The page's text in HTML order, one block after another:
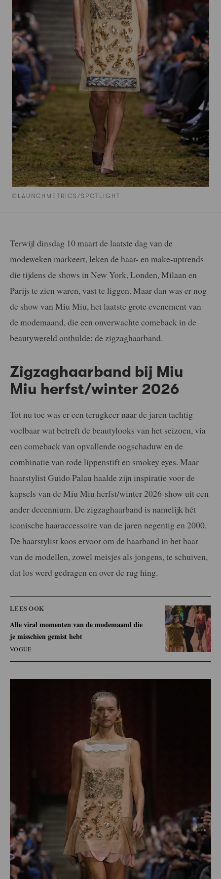
©LAUNCHMETRICS/SPOTLIGHT
Terwijl dinsdag 10 maart de laatste dag van de
modeweken markeert, leken de haar- en make-uptrends
die tijdens de shows in New York, Londen, Milaan en
Parijs te zien waren, vast te liggen. Maar dan was er nog
de show van Miu Miu, het laatste grote evenement van
de modemaand, die een onverwachte comeback in de
beautywereld onthulde: de zigzaghaarband.
Zigzaghaarband bij Miu
Miu herfst/winter 2026
Tot nu toe was er een terugkeer naar de jaren tachtig
voelbaar wat betreft de beautylooks van het seizoen, via
een comeback van opvallende oogschaduw en de
combinatie van rode lippenstift en smokey eyes. Maar
haarstylist Guido Palau haalde zijn inspiratie voor de
kapsels van de Miu Miu herfst/winter 2026-show uit een
ander decennium. De zigzaghaarband is namelijk hét
iconische haaraccessoire van de jaren negentig en 2000.
De haarstylist koos ervoor om de haarband in het haar
van de modellen, zowel meisjes als jongens, te schuiven,
dat los werd gedragen en over de rug hing.
LEES OOK
Alle viral momenten van de modemaand die
je misschien gemist hebt
VOGUE